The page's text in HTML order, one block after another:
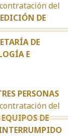
del
DE
DE
E
PERSONAS
del
DE